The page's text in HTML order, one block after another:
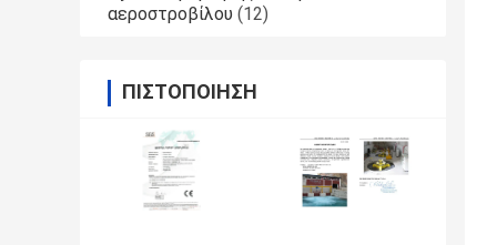
αεροστροβίλου (12)
ΠΙΣΤΟΠΟΊΗΣΗ